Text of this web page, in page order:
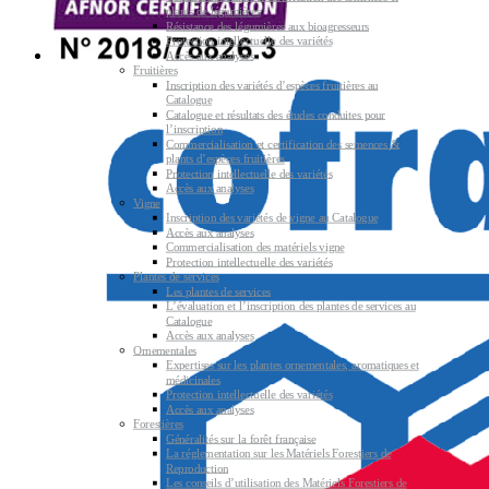
plants de légumières
Résistance des légumières aux bioagresseurs
Protection intellectuelle des variétés
Accès aux analyses
Fruitières
Inscription des variétés d’espèces fruitières au
Catalogue
Catalogue et résultats des études conduites pour
l’inscription
Commercialisation et certification des semences &
plants d’espèces fruitières
Protection intellectuelle des variétés
Accès aux analyses
Vigne
Inscription des variétés de vigne au Catalogue
Accès aux analyses
Commercialisation des matériels vigne
Protection intellectuelle des variétés
Plantes de services
Les plantes de services
L’évaluation et l’inscription des plantes de services au
Catalogue
Accès aux analyses
Ornementales
Expertises sur les plantes ornementales, aromatiques et
médicinales
Protection intellectuelle des variétés
Accès aux analyses
Forestières
Généralités sur la forêt française
La réglementation sur les Matériels Forestiers de
Reproduction
Les conseils d’utilisation des Matériels Forestiers de